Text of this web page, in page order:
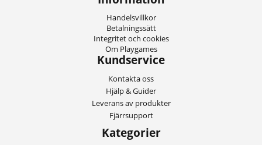
Handelsvillkor
Betalningssätt
Integritet och cookies
Om Playgames
Kundservice
Kontakta oss
Hjälp & Guider
Leverans av produkter
Fjärrsupport
Kategorier